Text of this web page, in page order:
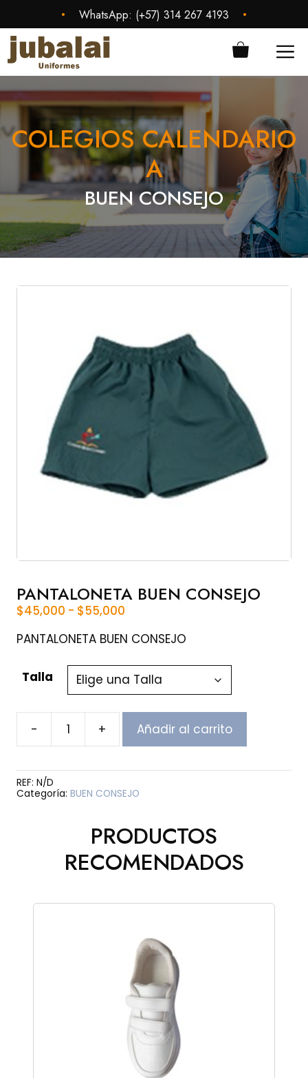
contenido
• WhatsApp: (+57) 314 267 4193 •
COLEGIOS CALENDARIO
A
BUEN CONSEJO
PANTALONETA BUEN CONSEJO
$45,000 - $55,000
precios:
$45,000
hasta
$55,000
PANTALONETA BUEN CONSEJO
Talla
-
PANTALONETA
BUEN
+ Añadir al carrito
REF: N/D
Categoría: BUEN CONSEJO
PRODUCTOS
RECOMENDADOS